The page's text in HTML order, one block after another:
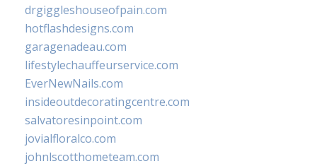
drgiggleshouseofpain.com
hotflashdesigns.com
garagenadeau.com
lifestylechauffeurservice.com
EverNewNails.com
insideoutdecoratingcentre.com
salvatoresinpoint.com
jovialfloralco.com
johnlscotthometeam.com